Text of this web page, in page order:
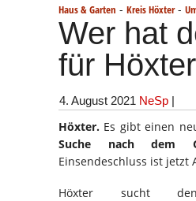
Haus & Garten - Kreis Höxter-
Wer hat
für
4. August 2021 NeSp |
Höxter. Es gibt einen
Suche nach dem
Einsendeschluss ist jetzt
Höxter sucht